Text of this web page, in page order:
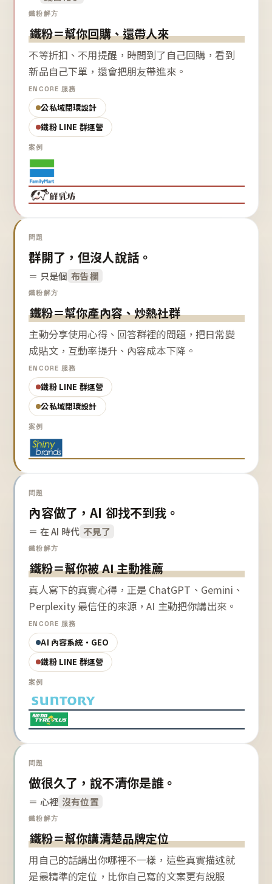
鐵粉解方
鐵粉＝幫你回購、還帶人來
不等折扣、不用提醒，時間到了自己回購，看到
新品自己下單，還會把朋友帶進來。
ENCORE 服務
公私域閉環設計
鐵粉 LINE 群運營
案例
問題
群開了，但沒人說話。
＝ 只是個 布告欄
鐵粉解方
鐵粉＝幫你產內容、炒熱社群
主動分享使用心得、回答群裡的問題，把日常變
成貼文，互動率提升、內容成本下降。
ENCORE 服務
鐵粉 LINE 群運營
公私域閉環設計
案例
問題
內容做了，AI 卻找不到我。
＝ 在 AI 時代 不見了
鐵粉解方
鐵粉＝幫你被 AI 主動推薦
真人寫下的真實心得，正是 ChatGPT、Gemini、
Perplexity 最信任的來源，AI 主動把你講出來。
ENCORE 服務
AI 內容系統・GEO
鐵粉 LINE 群運營
案例
問題
做很久了，說不清你是誰。
＝ 心裡 沒有位置
鐵粉解方
鐵粉＝幫你講清楚品牌定位
用自己的話講出你哪裡不一樣，這些真實描述就
是最精準的定位，比你自己寫的文案更有說服